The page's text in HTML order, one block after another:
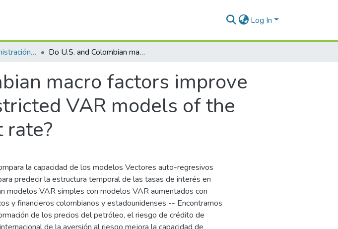
Log In
Maestría en Administración Financiera (tesis) Do U.S. and Colombian macro factors improve the forecasting ability of unrestricted VAR models of the local term structure of interest rate?
macro factors improve
VAR models of the
la capacidad de los modelos Vectores auto-regresivos
predecir la estructura temporal de las tasas de interés en
modelos VAR simples con modelos VAR aumentados con
y financieros colombianos y estadounidenses -- Encontramos
de los precios del petróleo, el riesgo de crédito de